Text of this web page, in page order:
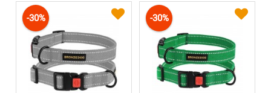
-30% -30%